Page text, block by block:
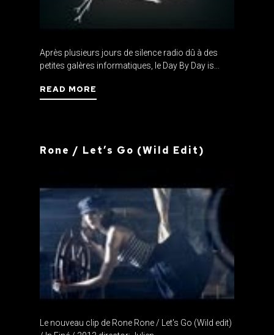
Après plusieurs jours de silence radio dû à des
petites galères informatiques, le Day By Day is...
READ MORE
Rone / Let’s Go (Wild Edit)
Le nouveau clip de Rone Rone / Let's Go (Wild edit)